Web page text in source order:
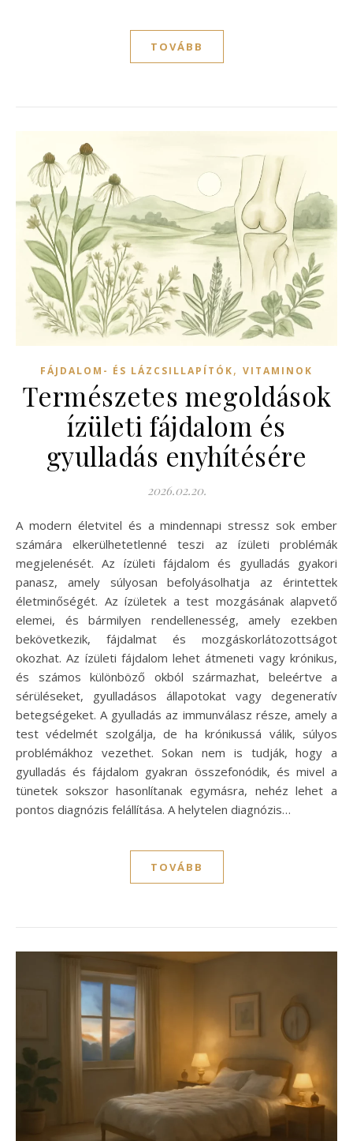
TOVÁBB
FÁJDALOM- ÉS LÁZCSILLAPÍTÓK, VITAMINOK
Természetes megoldások
ízületi fájdalom és
gyulladás enyhítésére
2026.02.20.
A modern életvitel és a mindennapi stressz sok ember
számára elkerülhetetlenné teszi az ízületi problémák
megjelenését. Az ízületi fájdalom és gyulladás gyakori
panasz, amely súlyosan befolyásolhatja az érintettek
életminőségét. Az ízületek a test mozgásának alapvető
elemei, és bármilyen rendellenesség, amely ezekben
bekövetkezik, fájdalmat és mozgáskorlátozottságot
okozhat. Az ízületi fájdalom lehet átmeneti vagy krónikus,
és számos különböző okból származhat, beleértve a
sérüléseket, gyulladásos állapotokat vagy degeneratív
betegségeket. A gyulladás az immunválasz része, amely a
test védelmét szolgálja, de ha krónikussá válik, súlyos
problémákhoz vezethet. Sokan nem is tudják, hogy a
gyulladás és fájdalom gyakran összefonódik, és mivel a
tünetek sokszor hasonlítanak egymásra, nehéz lehet a
pontos diagnózis felállítása. A helytelen diagnózis…
TOVÁBB